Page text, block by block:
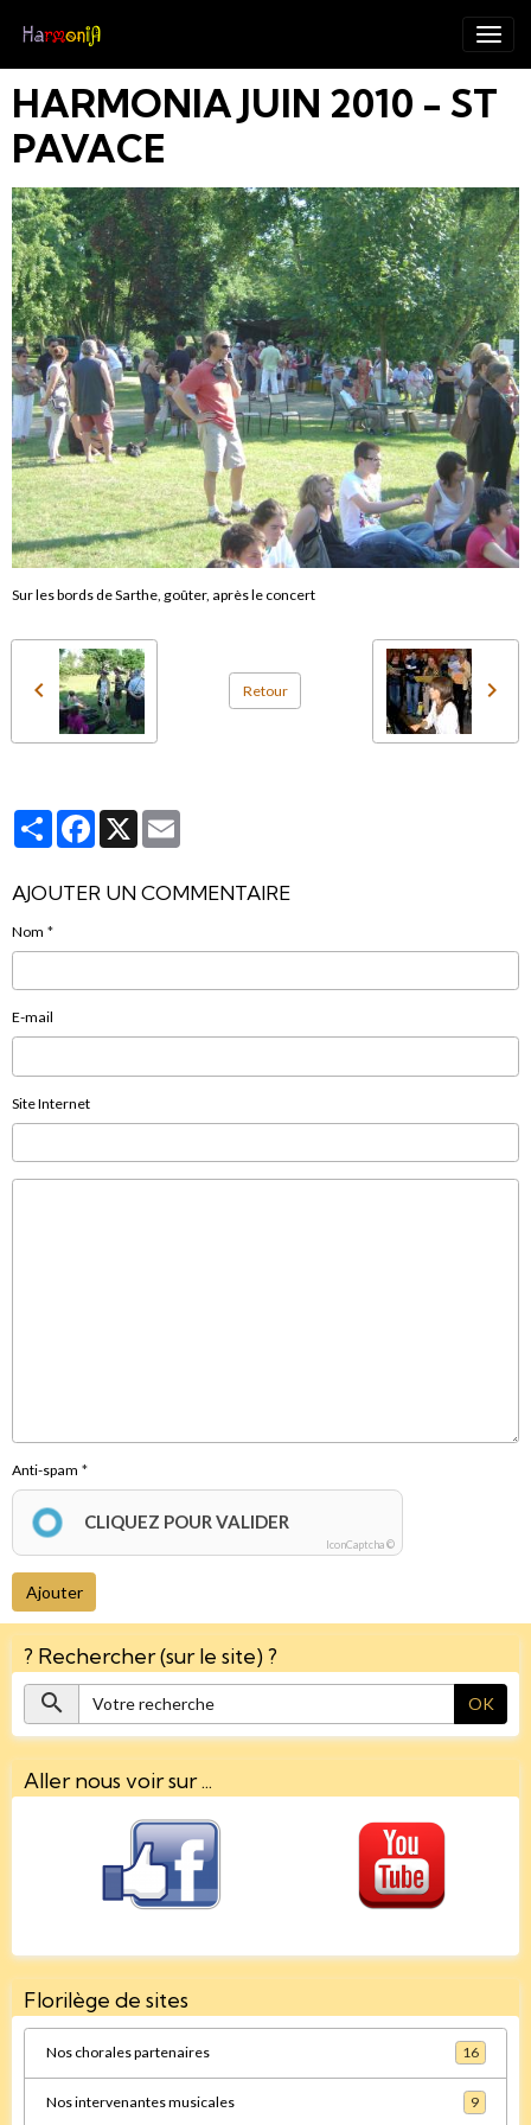
HARMONIA JUIN 2010 - ST
PAVACE
Sur les bords de Sarthe, goûter, après le concert
Retour
PartagerFacebook
X
AJOUTER UN COMMENTAIRE
Nom
E-mail
Site Internet
Anti-spam
CLIQUEZ POUR VALIDER
IconCaptcha ©
Ajouter
? Rechercher (sur le site) ?
OK
Aller nous voir sur ...
Florilège de sites
Nos chorales partenaires 16
Nos intervenantes musicales 9